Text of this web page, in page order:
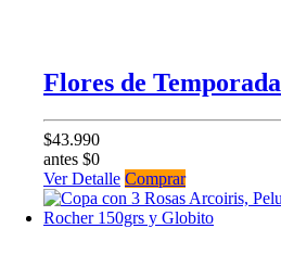
Flores de Temporada
$43.990
antes $0
Ver Detalle Comprar